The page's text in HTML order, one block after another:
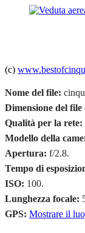
(c)
Nome del file:
Dimensione del file
Qualità per la rete:
Modello della
Apertura: f/2.8.
Tempo di
ISO: 100.
Lunghezza focale:
GPS: Mostrare il